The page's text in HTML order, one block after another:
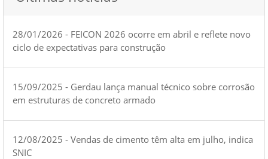
28/01/2026 - FEICON 2026 ocorre em abril e reflete novo
ciclo de expectativas para construção
15/09/2025 - Gerdau lança manual técnico sobre corrosão
em estruturas de concreto armado
12/08/2025 - Vendas de cimento têm alta em julho, indica
SNIC